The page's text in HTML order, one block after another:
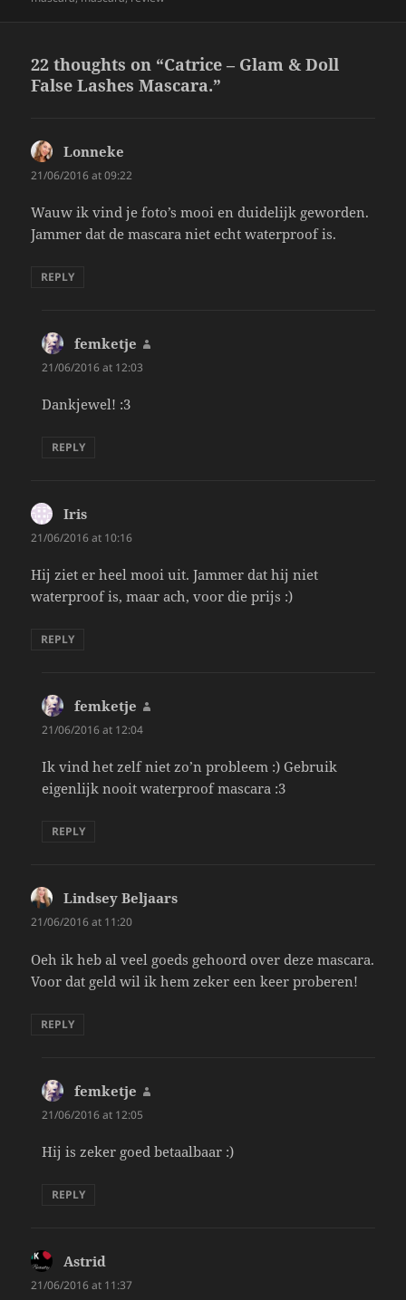
22 thoughts on “Catrice – Glam & Doll
False Lashes Mascara.”
Lonneke
21/06/2016 at 09:22
Wauw ik vind je foto’s mooi en duidelijk geworden.
Jammer dat de mascara niet echt waterproof is.
REPLY
femketje
21/06/2016 at 12:03
Dankjewel! :3
REPLY
Iris
21/06/2016 at 10:16
Hij ziet er heel mooi uit. Jammer dat hij niet
waterproof is, maar ach, voor die prijs :)
REPLY
femketje
21/06/2016 at 12:04
Ik vind het zelf niet zo’n probleem :) Gebruik
eigenlijk nooit waterproof mascara :3
REPLY
Lindsey Beljaars
21/06/2016 at 11:20
Oeh ik heb al veel goeds gehoord over deze mascara.
Voor dat geld wil ik hem zeker een keer proberen!
REPLY
femketje
21/06/2016 at 12:05
Hij is zeker goed betaalbaar :)
REPLY
Astrid
21/06/2016 at 11:37